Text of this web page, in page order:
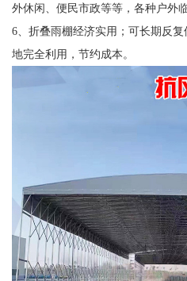
外休闲、便民市政等等，各种户外
6、折叠雨棚经济实用；可长期反
地完全利用，节约成本。